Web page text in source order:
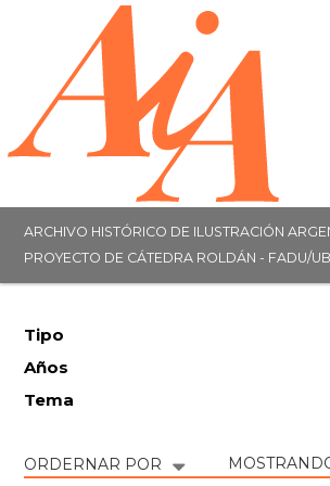
ARCHIVO HISTÓRICO DE ILUSTRACIÓN
PROYECTO DE CÁTEDRA ROLDÁN - FADU/
Tipo
Años
Tema
ORDERNAR POR